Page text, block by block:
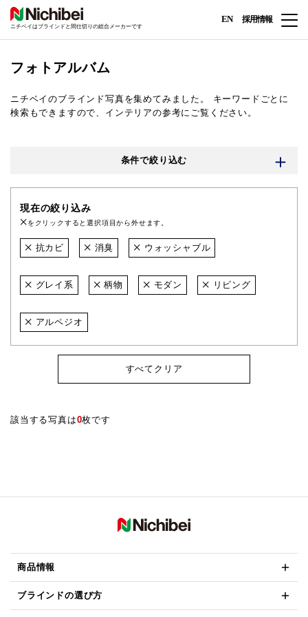
ニチベイはブラインドと間仕切りの総合メーカーです
EN 採用情報
フォトアルバム
ニチベイのブラインド写真を集めてみました。
キーワードごとに
検索もできますので、インテリアの参考にご覧ください。
条件で絞り込む
現在の絞り込み
をクリックすると選択項目から外せます。
抗カビ 消臭 ウォッシャブル
グレイ系 柄物 モダン リビング
アルペジオ
すべてクリア
該当する写真は0枚です
商品情報
ブラインドの選び方